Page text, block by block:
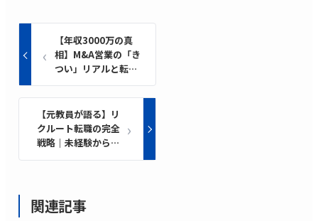
【年収3000万の真
相】M&A営業の「き
つい」リアルと転職
の全貌｜未経験から
年収1億を目指した
男
【元教員が語る】リ
クルート転職の完全
戦略｜未経験から市
場価値と年収UPを叶
関連記事